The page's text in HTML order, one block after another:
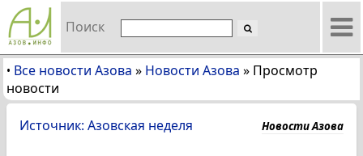
Поиск
• Все новости Азова » Новости Азова » Просмотр
новости
Источник: Азовская неделя Новости Азова